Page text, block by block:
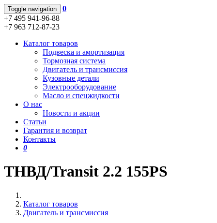
Toggle navigation
0
+7 495 941-96-88
+7 963 712-87-23
Каталог товаров
Подвеска и амортизация
Тормозная система
Двигатель и трансмиссия
Кузовные детали
Электрооборудование
Масло и спецжидкости
О нас
Новости и акции
Статьи
Гарантия и возврат
Контакты
0
ТНВД/Transit 2.2 155PS
Каталог товаров
Двигатель и трансмиссия